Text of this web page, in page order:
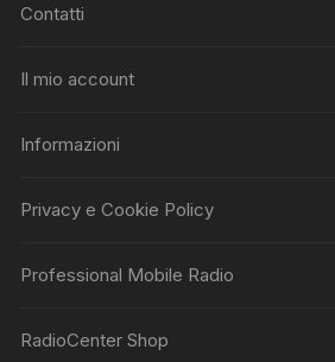
Contatti
Il mio account
Informazioni
Privacy e Cookie Policy
Professional Mobile Radio
RadioCenter Shop